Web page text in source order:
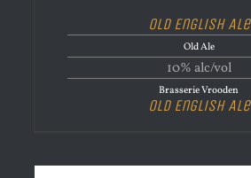
Old English Ale
Old Ale
10% alc/vol
Brasserie Vrooden
Old English Ale